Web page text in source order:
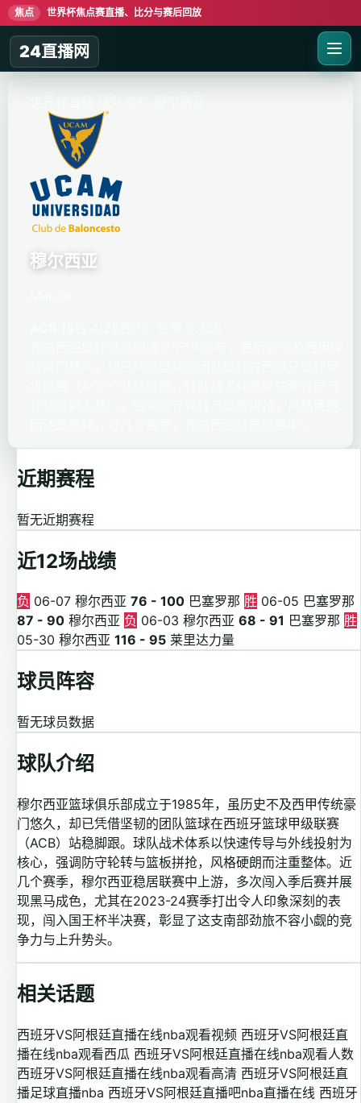
焦点 世界杯焦点赛直播、比分与赛后回放
24直播网
穆尔西亚
近期赛程
暂无近期赛程
近12场战绩
负 06-07 穆尔西亚 76 - 100 巴塞罗那 胜 06-05 巴塞罗那
87 - 90 穆尔西亚 负 06-03 穆尔西亚 68 - 91 巴塞罗那 胜
05-30 穆尔西亚 116 - 95 莱里达力量
球员阵容
暂无球员数据
球队介绍
穆尔西亚篮球俱乐部成立于1985年，虽历史不及西甲传统豪
门悠久，却已凭借坚韧的团队篮球在西班牙篮球甲级联赛
（ACB）站稳脚跟。球队战术体系以快速传导与外线投射为
核心，强调防守轮转与篮板拼抢，风格硬朗而注重整体。近
几个赛季，穆尔西亚稳居联赛中上游，多次闯入季后赛并展
现黑马成色，尤其在2023-24赛季打出令人印象深刻的表
现，闯入国王杯半决赛，彰显了这支南部劲旅不容小觑的竞
争力与上升势头。
相关话题
西班牙VS阿根廷直播在线nba观看视频 西班牙VS阿根廷直
播在线nba观看西瓜 西班牙VS阿根廷直播在线nba观看人数
西班牙VS阿根廷直播在线nba观看高清 西班牙VS阿根廷直
播足球直播nba 西班牙VS阿根廷直播吧nba直播在线 西班牙